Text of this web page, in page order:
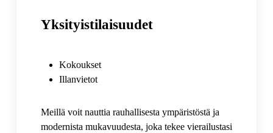
Yksityistilaisuudet
Kokoukset
Illanvietot
Meillä voit nauttia rauhallisesta ympäristöstä ja
modernista mukavuudesta, joka tekee vierailustasi